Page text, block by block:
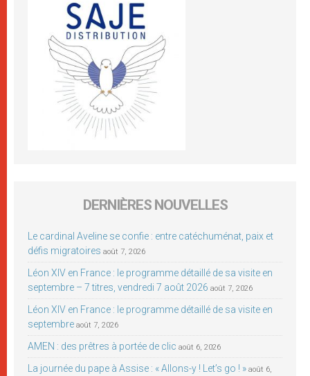
DERNIÈRES NOUVELLES
Le cardinal Aveline se confie : entre catéchuménat, paix et
défis migratoires août 7, 2026
Léon XIV en France : le programme détaillé de sa visite en
septembre – 7 titres, vendredi 7 août 2026 août 7, 2026
Léon XIV en France : le programme détaillé de sa visite en
septembre août 7, 2026
AMEN : des prêtres à portée de clic août 6, 2026
La journée du pape à Assise : « Allons-y ! Let’s go ! » août 6,